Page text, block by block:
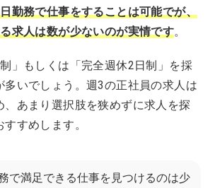
勤務で仕事をすることは可能でが、
求人は数が少ないのが実情です。
」もしくは「完全週休2日制」を採
多いでしょう。週3の正社員の求人は
、あまり選択肢を狭めずに求人を探
すめします。
で満足できる仕事を見つけるのは少